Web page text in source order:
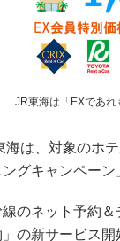
JR東海は「EXであ
は、対象のホテ
グキャンペーン
のネット予約＆
」の新サービス